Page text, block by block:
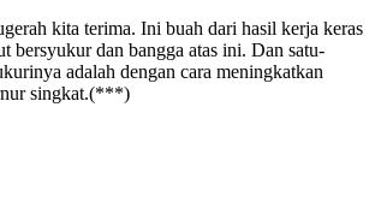
kita terima. Ini buah dari hasil kerja keras
bersyukur dan bangga atas ini. Dan satu-
adalah dengan cara meningkatkan
singkat.(***)